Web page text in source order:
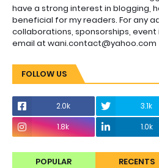
have a strong interest in blogging,
beneficial for my readers. For any
collaborations, sponsorships, event
email at wani.contact@yahoo.com
FOLLOW US
2.0k 3.1k
1.8k
1.0k
POPULAR RECENTS